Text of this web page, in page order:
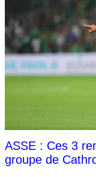
ASSE : Ces 3
groupe de